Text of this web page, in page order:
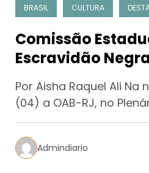
BRASIL CULTURA
Comissão
Escravidão
posse na OAB-RJ
Por Aisha Raquel Ali
(04) a OAB-RJ, no
Admindiario